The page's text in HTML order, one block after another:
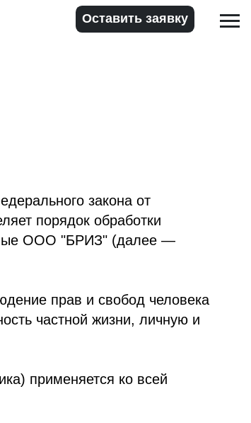
Оставить заявку
обработки
(далее —
человека
ко всей